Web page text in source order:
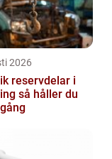
2026
reservdelar i
du